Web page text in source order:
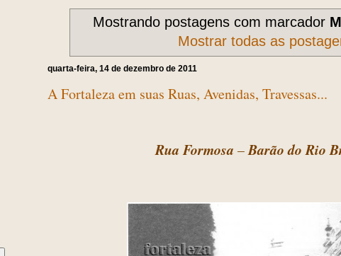
Mostrando postagens com marcador
Mostrar todas as
quarta-feira, 14 de dezembro de 2011
A Fortaleza em suas Ruas, Avenidas, Travessas...
Rua Formosa –Barão do Rio